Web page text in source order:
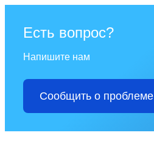
Есть вопрос?
Напишите нам
Сообщить о проблеме